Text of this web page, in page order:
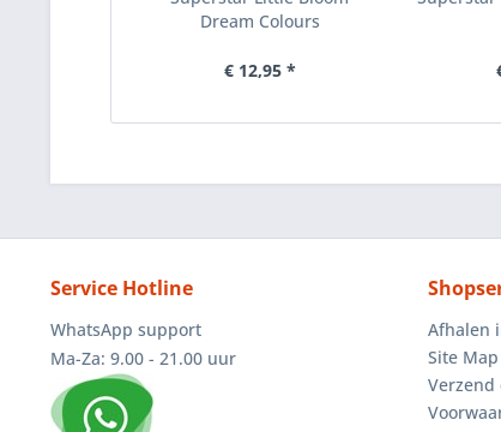
Dream Colours
€ 12,95 *
Service Hotline
WhatsApp support
Ma-Za: 9.00 - 21.00 uur
Afhalen
Site Map
Verzend